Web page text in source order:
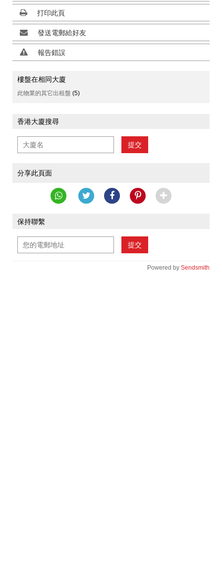
打印此頁
發送電郵給好友
報告錯誤
樓盤在相同大廈
此物業的其它出租盤 (5)
香港大廈搜尋
提交
分享此頁面
保持聯繫
提交
Powered by Sendsmith